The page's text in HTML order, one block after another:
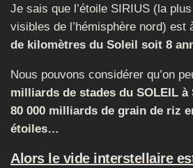
Je sais que l’étoile SIRIUS (la
visibles de l’hémisphère nord) est
de kilomètres du Soleil soit 8
Nous pouvons considérer qu’on
milliards de stades du SOLEIL à
80 000 milliards de grain de riz
étoiles…
Alors le vide interstellaire